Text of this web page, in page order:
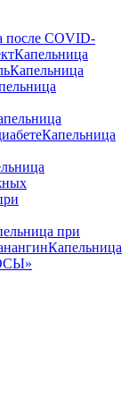
после COVID-
Капельница
Капельница
Капельница
при
Капельница